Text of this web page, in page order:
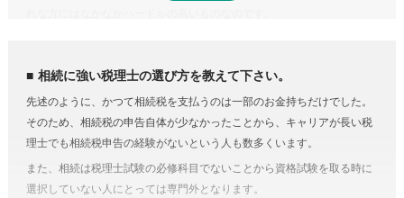
を減らしたり、納税額を少なくできる可能性があります。
しかし、どんな特例が使えるのかを知らない、または分からなければ、
特例を活用しないまま申告していることすら気づかないこともありえる
のです。また、たとえ単純な計算ミスだったとしても間違って申告して
しまえば罰金のペナルティ対象になるおそれもあります。仮に税務調査
対象となった場合、税理士に立ち会ってもらうことも可能です。
相続に強い税理士の選び方を教えて下さい。
先述のように、かつて相続税を支払うのは一部のお金持ちだけでした。
そのため、相続税の申告自体が少なかったことから、キャリアが長い税
理士でも相続税申告の経験がないという人も数多くいます。
また、相続は税理士試験の必修科目でないことから資格試験を取る時に
選択していない人にとっては専門外となります。